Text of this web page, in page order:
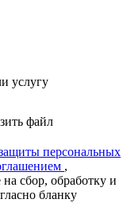
услугу
файл
персональных
,
сбор, обработку и
бланку